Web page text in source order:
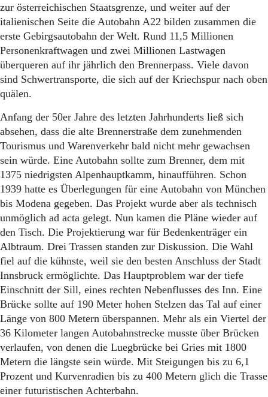
Start
Wer wir sind
Aktuelle Ausgabe
Abonnenten-Login
Abonnent werden
Abo Prämien
Kontakt
Impressum
Datenschutz
zur österreichischen Staatsgrenze, und weiter auf der
italienischen Seite die Autobahn A22 bilden zusammen die
erste Gebirgsautobahn der Welt. Rund 11,5 Millionen
Personenkraftwagen und zwei Millionen Lastwagen
überqueren auf ihr jährlich den Brennerpass. Viele davon
sind Schwertransporte, die sich auf der Kriechspur nach oben
quälen.
Anfang der 50er Jahre des letzten Jahrhunderts ließ sich
absehen, dass die alte Brennerstraße dem zunehmenden
Tourismus und Warenverkehr bald nicht mehr gewachsen
sein würde. Eine Autobahn sollte zum Brenner, dem mit
1375 niedrigsten Alpenhauptkamm, hinaufführen. Schon
1939 hatte es Überlegungen für eine Autobahn von München
bis Modena gegeben. Das Projekt wurde aber als technisch
unmöglich ad acta gelegt. Nun kamen die Pläne wieder auf
den Tisch. Die Projektierung war für Bedenkenträger ein
Albtraum. Drei Trassen standen zur Diskussion. Die Wahl
fiel auf die kühnste, weil sie den besten Anschluss der Stadt
Innsbruck ermöglichte. Das Hauptproblem war der tiefe
Einschnitt der Sill, eines rechten Nebenflusses des Inn. Eine
Brücke sollte auf 190 Meter hohen Stelzen das Tal auf einer
Länge von 800 Metern überspannen. Mehr als ein Viertel der
36 Kilometer langen Autobahnstrecke musste über Brücken
verlaufen, von denen die Luegbrücke bei Gries mit 1800
Metern die längste sein würde. Mit Steigungen bis zu 6,1
Prozent und Kurvenradien bis zu 400 Metern glich die Trasse
einer futuristischen Achterbahn.